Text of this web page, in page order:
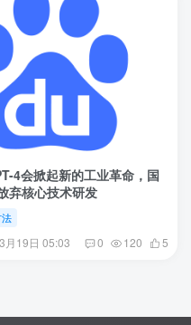
4会掀起新的工业革命，国
弃核心技术研发
月19日 05:03 0 120 5